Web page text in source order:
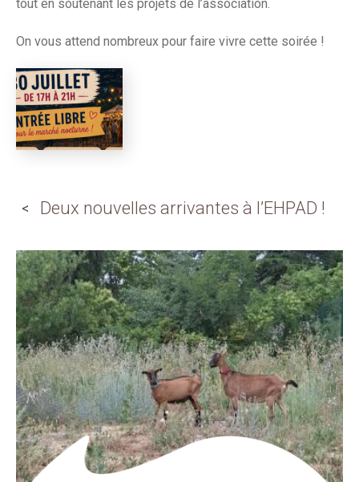
tout en soutenant les projets de l’association.
On vous attend nombreux pour faire vivre cette soirée !
Deux nouvelles arrivantes à l’EHPAD !